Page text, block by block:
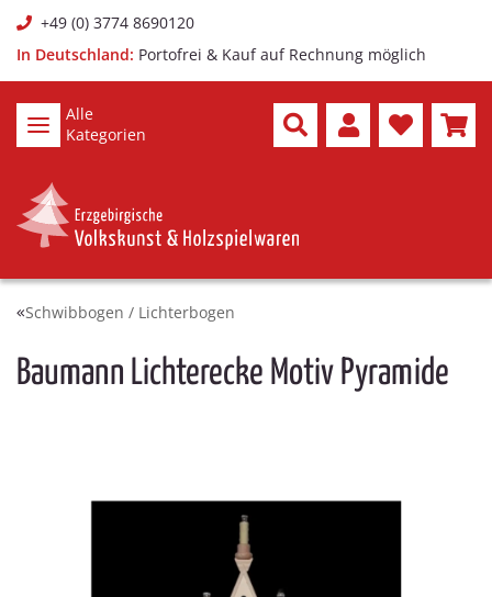
+49 (0) 3774 8690120
In Deutschland: Portofrei & Kauf auf Rechnung möglich
Alle
Kategorien
Schwibbogen / Lichterbogen
Baumann Lichterecke Motiv Pyramide